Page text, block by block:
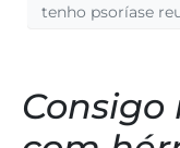
tenho psoríase